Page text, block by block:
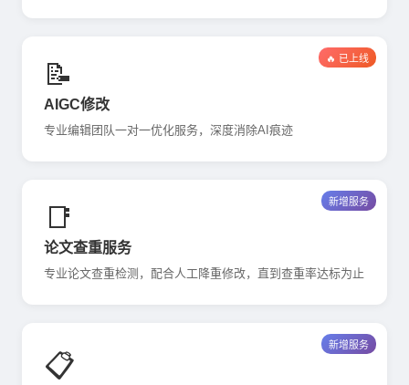
📝
AIGC修改
专业编辑团队一对一优化服务，深度消除AI痕迹
🔥 已上线
📑
论文查重服务
专业论文查重检测，配合人工降重修改，直到查重率达标为止
新增服务
📋
新增服务